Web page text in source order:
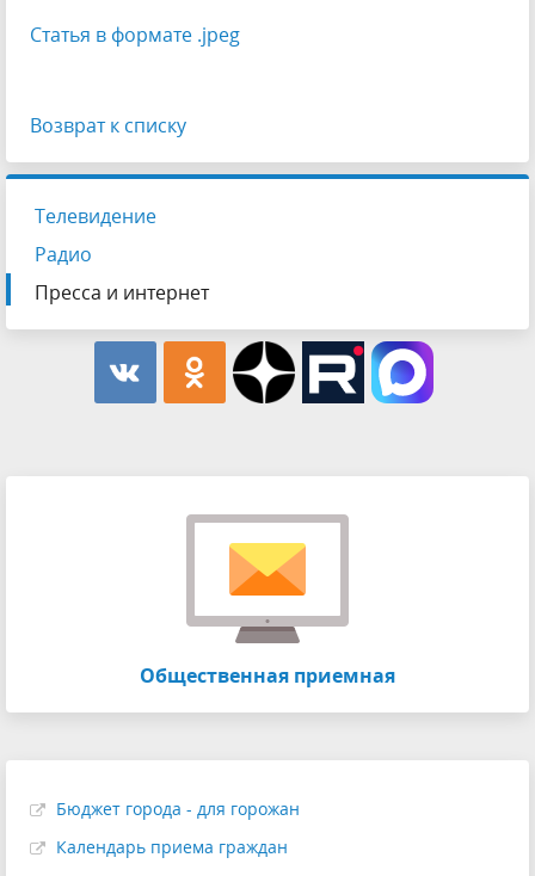
Статья в формате .jpeg
Возврат к списку
Телевидение
Радио
Пресса и интернет
Общественная приемная
Бюджет города - для горожан
Календарь приема граждан